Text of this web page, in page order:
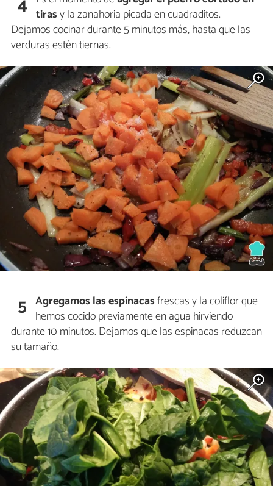
tirasy la zanahoria picada en cuadraditos.
Dejamos cocinar durante 5 minutos más, hasta que las
verduras estén tiernas.
5 Agregamos las espinacasfrescas y la coliflor que
hemos cocido previamente en agua hirviendo
durante 10 minutos. Dejamos que las espinacas reduzcan
su tamaño.